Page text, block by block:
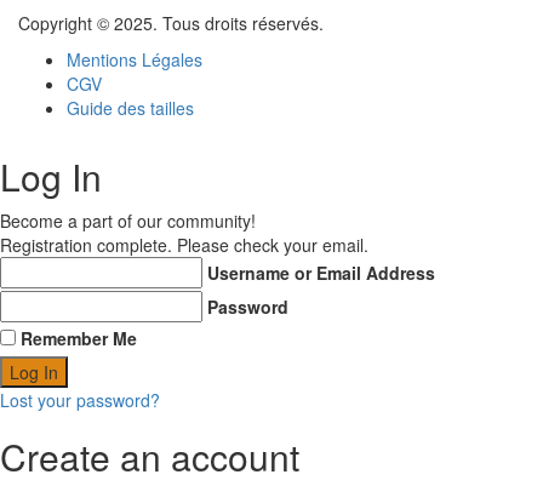
Copyright © 2025. Tous droits réservés.
Mentions Légales
CGV
Guide des tailles
Log In
Become a part of our community!
Registration complete. Please check your email.
Username or Email Address
Password
Remember Me
Lost your password?
Create an account